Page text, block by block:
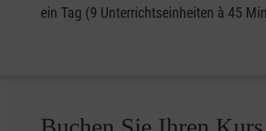
ein Tag (9 Unterrichtseinheiten à 45